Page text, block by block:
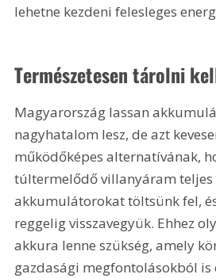
lehetne kezdeni felesleges
Természetesen tárolni
Magyarország lassan
nagyhatalom lesz, de azt
működőképes alternatívának,
túltermelődő villanyáram teljes
akkumulátorokat töltsünk fel,
reggelig visszavegyük. Ehhez
akkura lenne szükség, amely
gazdasági megfontolásokból